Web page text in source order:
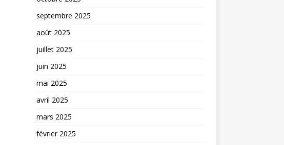
septembre 2025
août 2025
juillet 2025
juin 2025
mai 2025
avril 2025
mars 2025
février 2025